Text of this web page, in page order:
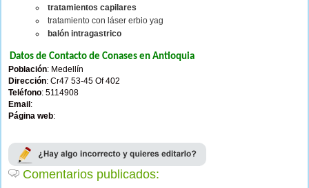
tratamientos capilares
tratamiento con láser erbio yag
balón intragastrico
Datos de Contacto de Conases en Antioquia
Población: Medellín
Dirección: Cr47 53-45 Of 402
Teléfono: 5114908
Email :
Página web:
Comentarios publicados: